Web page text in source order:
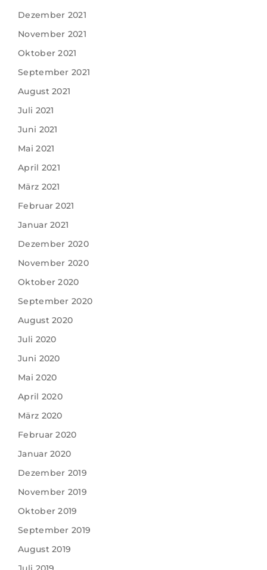
Dezember 2021
November 2021
Oktober 2021
September 2021
August 2021
Juli 2021
Juni 2021
Mai 2021
April 2021
März 2021
Februar 2021
Januar 2021
Dezember 2020
November 2020
Oktober 2020
September 2020
August 2020
Juli 2020
Juni 2020
Mai 2020
April 2020
März 2020
Februar 2020
Januar 2020
Dezember 2019
November 2019
Oktober 2019
September 2019
August 2019